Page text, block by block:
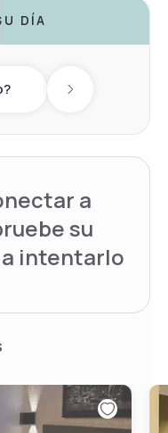
DÍA
Next day
a
su
intentarlo